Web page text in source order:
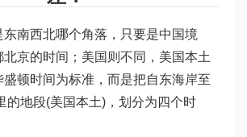
南西北哪个角落，只要是中国境
京的时间；美国则不同，美国本土
顿时间为标准，而是把自东海岸至
的地段(美国本土)，划分为四个时